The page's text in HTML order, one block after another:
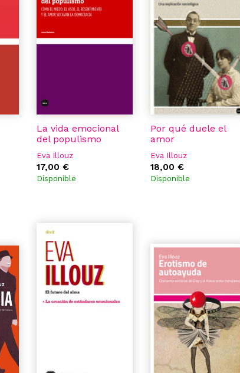
La vida emocional
del populismo
Eva Illouz
17,00 €
Disponible
Por qué duele el
amor
Eva Illouz
18,00 €
Disponible